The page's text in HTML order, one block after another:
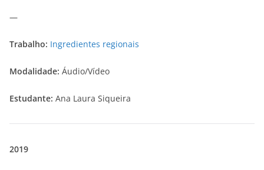
—
Trabalho: Ingredientes regionais
Modalidade: Áudio/Vídeo
Estudante: Ana Laura Siqueira
2019